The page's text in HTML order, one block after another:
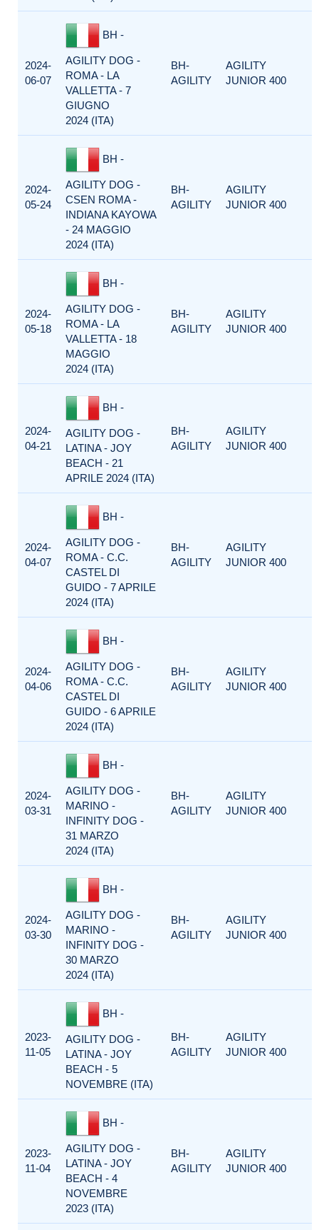
2024-
06-07
BH -
AGILITY DOG -
ROMA - LA
VALLETTA - 7
GIUGNO
2024 (ITA)
BH-
AGILITY
AGILITY
JUNIOR 400
2024-
05-24
BH -
AGILITY DOG -
CSEN ROMA -
INDIANA KAYOWA
- 24 MAGGIO
2024 (ITA)
BH-
AGILITY
AGILITY
JUNIOR 400
2024-
05-18
BH -
AGILITY DOG -
ROMA - LA
VALLETTA - 18
MAGGIO
2024 (ITA)
BH-
AGILITY
AGILITY
JUNIOR 400
2024-
04-21
BH -
AGILITY DOG -
LATINA - JOY
BEACH - 21
APRILE 2024 (ITA)
BH-
AGILITY
AGILITY
JUNIOR 400
2024-
04-07
BH -
AGILITY DOG -
ROMA - C.C.
CASTEL DI
GUIDO - 7 APRILE
2024 (ITA)
BH-
AGILITY
AGILITY
JUNIOR 400
2024-
04-06
BH -
AGILITY DOG -
ROMA - C.C.
CASTEL DI
GUIDO - 6 APRILE
2024 (ITA)
BH-
AGILITY
AGILITY
JUNIOR 400
2024-
03-31
BH -
AGILITY DOG -
MARINO -
INFINITY DOG -
31 MARZO
2024 (ITA)
BH-
AGILITY
AGILITY
JUNIOR 400
2024-
03-30
BH -
AGILITY DOG -
MARINO -
INFINITY DOG -
30 MARZO
2024 (ITA)
BH-
AGILITY
AGILITY
JUNIOR 400
2023-
11-05
BH -
AGILITY DOG -
LATINA - JOY
BEACH - 5
NOVEMBRE (ITA)
BH-
AGILITY
AGILITY
JUNIOR 400
2023-
11-04
BH -
AGILITY DOG -
LATINA - JOY
BEACH - 4
NOVEMBRE
2023 (ITA)
BH-
AGILITY
AGILITY
JUNIOR 400